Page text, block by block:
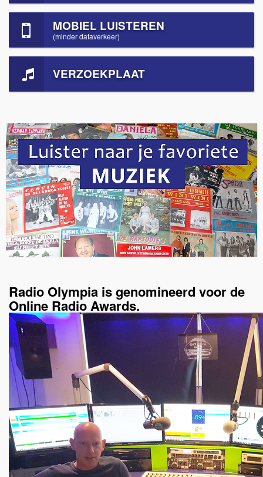
MOBIEL LUISTEREN
(minder dataverkeer)
VERZOEKPLAAT
Radio Olympia is genomineerd voor de
Online Radio Awards.